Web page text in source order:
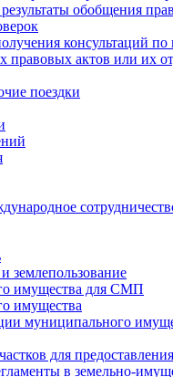
обобщения
консультаций
правовых актов или их
поездки
землепользование
имущества для СМП
имущества
муниципального
для
в земельно-